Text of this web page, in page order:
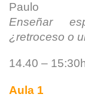
Paulo
Enseñar
¿retroceso o
14.40 –
Aula 1